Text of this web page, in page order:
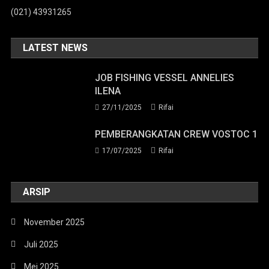
Tes Apa Saja Sih, Jika Ingin Join
19/01/2024
(021) 43931265
LATEST NEWS
JOB FISHING VESSEL ANNELIES
ILENA
27/11/2025 Rifai
PEMBERANGKATAN CREW VOSTOC 1
17/07/2025 Rifai
ARSIP
November 2025
Juli 2025
Mei 2025